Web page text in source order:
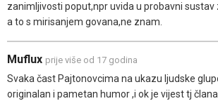
zanimljivosti poput,npr uvida u probavni sustav
a to s mirisanjem govana,ne znam.
Muflux prije više od 17 godina
Svaka čast Pajtonovcima na ukazu ljudske
originalan i pametan humor ,i ok je vijest tj